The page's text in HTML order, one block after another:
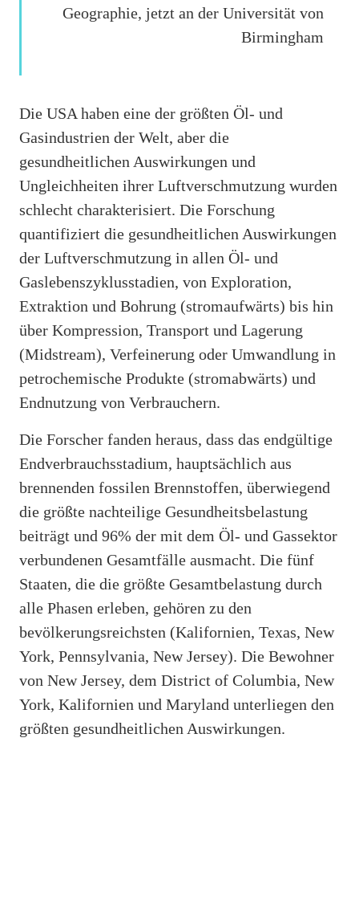
Geographie, jetzt an der Universität von
Birmingham
Die USA haben eine der größten Öl- und
Gasindustrien der Welt, aber die
gesundheitlichen Auswirkungen und
Ungleichheiten ihrer Luftverschmutzung wurden
schlecht charakterisiert. Die Forschung
quantifiziert die gesundheitlichen Auswirkungen
der Luftverschmutzung in allen Öl- und
Gaslebenszyklusstadien, von Exploration,
Extraktion und Bohrung (stromaufwärts) bis hin
über Kompression, Transport und Lagerung
(Midstream), Verfeinerung oder Umwandlung in
petrochemische Produkte (stromabwärts) und
Endnutzung von Verbrauchern.
Die Forscher fanden heraus, dass das endgültige
Endverbrauchsstadium, hauptsächlich aus
brennenden fossilen Brennstoffen, überwiegend
die größte nachteilige Gesundheitsbelastung
beiträgt und 96% der mit dem Öl- und Gassektor
verbundenen Gesamtfälle ausmacht. Die fünf
Staaten, die die größte Gesamtbelastung durch
alle Phasen erleben, gehören zu den
bevölkerungsreichsten (Kalifornien, Texas, New
York, Pennsylvania, New Jersey). Die Bewohner
von New Jersey, dem District of Columbia, New
York, Kalifornien und Maryland unterliegen den
größten gesundheitlichen Auswirkungen.